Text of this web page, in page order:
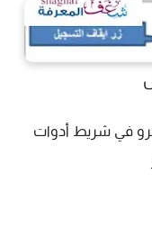
في شريط أدوات